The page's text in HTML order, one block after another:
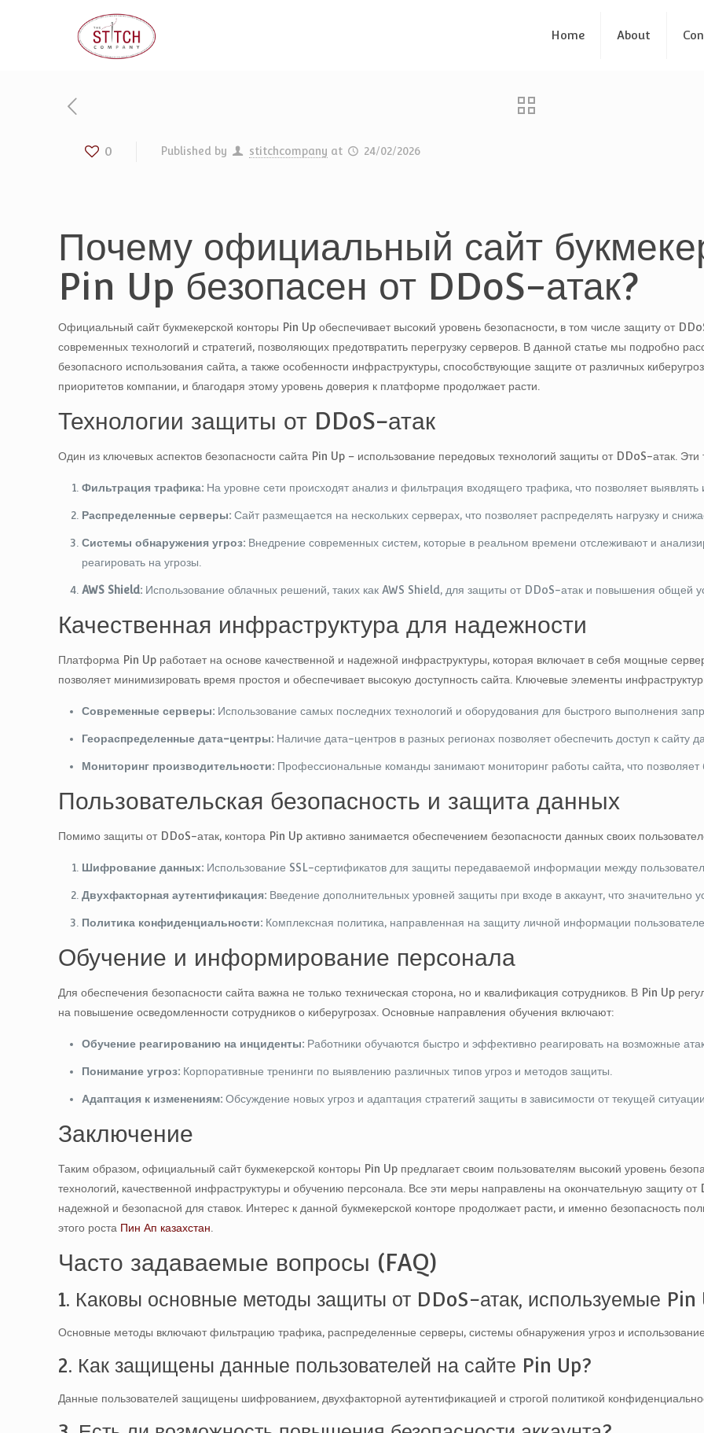
Home About
0 Published by stitchcompany at 24/02/2026
Почему официальный сайт
Pin Up безопасен от DDoS-атак?
Официальный сайт букмекерской конторы Pin Up обеспечивает высокий уровень безопасности, в том числе защиту от
современных технологий и стратегий, позволяющих предотвратить перегрузку серверов. В данной статье мы подробно
безопасного использования сайта, а также особенности инфраструктуры, способствующие защите от различных
приоритетов компании, и благодаря этому уровень доверия к платформе продолжает расти.
Технологии защиты от DDoS-атак
Один из ключевых аспектов безопасности сайта Pin Up – использование передовых технологий защиты от DDoS-атак. Эти
Фильтрация трафика: На уровне сети происходят анализ и фильтрация входящего трафика, что позволяет выявлять
Распределенные серверы: Сайт размещается на нескольких серверах, что позволяет распределять нагрузку и
Системы обнаружения угроз: Внедрение современных систем, которые в реальном времени отслеживают и
реагировать на угрозы.
AWS Shield: Использование облачных решений, таких как AWS Shield, для защиты от DDoS-атак и повышения общей
Качественная инфраструктура для надежности
Платформа Pin Up работает на основе качественной и надежной инфраструктуры, которая включает в себя мощные
позволяет минимизировать время простоя и обеспечивает высокую доступность сайта. Ключевые элементы
Современные серверы: Использование самых последних технологий и оборудования для быстрого выполнения
Геораспределенные дата-центры: Наличие дата-центров в разных регионах позволяет обеспечить доступ к сайту
Мониторинг производительности: Профессиональные команды занимают мониторинг работы сайта, что
Пользовательская безопасность и защита данных
Помимо защиты от DDoS-атак, контора Pin Up активно занимается обеспечением безопасности данных своих
Шифрование данных: Использование SSL-сертификатов для защиты передаваемой информации между
Двухфакторная аутентификация: Введение дополнительных уровней защиты при входе в аккаунт, что
Политика конфиденциальности: Комплексная политика, направленная на защиту личной информации
Обучение и информирование персонала
Для обеспечения безопасности сайта важна не только техническая сторона, но и квалификация сотрудников. В Pin Up
на повышение осведомленности сотрудников о киберугрозах. Основные направления обучения включают:
Обучение реагированию на инциденты: Работники обучаются быстро и эффективно реагировать на возможные
Понимание угроз: Корпоративные тренинги по выявлению различных типов угроз и методов защиты.
Адаптация к изменениям: Обсуждение новых угроз и адаптация стратегий защиты в зависимости от текущей
Заключение
Таким образом, официальный сайт букмекерской конторы Pin Up предлагает своим пользователям высокий уровень
технологий, качественной инфраструктуры и обучению персонала. Все эти меры направлены на окончательную защиту от
надежной и безопасной для ставок. Интерес к данной букмекерской конторе продолжает расти, и именно безопасность
этого роста Пин Ап казахстан
Часто задаваемые вопросы (FAQ)
1. Каковы основные методы защиты от DDoS-атак, используемые Pin
Основные методы включают фильтрацию трафика, распределенные серверы, системы обнаружения угроз и
2. Как защищены данные пользователей на сайте Pin Up?
Данные пользователей защищены шифрованием, двухфакторной аутентификацией и строгой политикой